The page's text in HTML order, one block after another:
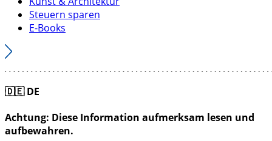
Steuern sparen
E-Books
🇩🇪DE
Achtung: Diese Information aufmerksam lesen und
aufbewahren.